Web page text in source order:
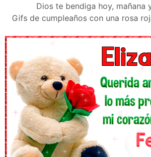
Dios te bendiga hoy, mañana
Gifs de cumpleaños con una rosa